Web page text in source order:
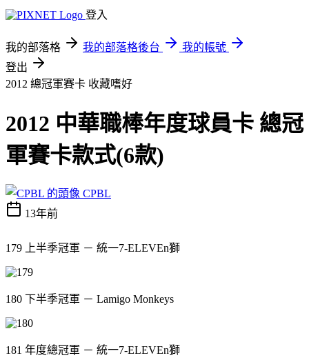
登入
我的部落格 我的部落格後台
我的帳號
登出
2012 總冠軍賽卡 收藏嗜好
2012 中華職棒年度球員卡 總冠
軍賽卡款式(6款)
CPBL
13年前
179 上半季冠軍 － 統一7-ELEVEn獅
180 下半季冠軍 － Lamigo Monkeys
181 年度總冠軍 － 統一7-ELEVEn獅